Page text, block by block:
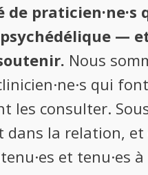
—
Nous
qui
les consulter.
la relation, et
et tenu·es